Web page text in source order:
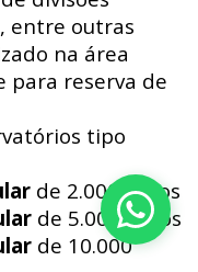
entre outras
na área
para reserva de
tipo
de 2.000 Litros
de 5.000 Litros
de 10.000